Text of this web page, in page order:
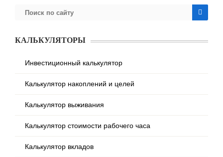
КАЛЬКУЛЯТОРЫ
Инвестиционный калькулятор
Калькулятор накоплений и целей
Калькулятор выживания
Калькулятор стоимости рабочего часа
Калькулятор вкладов